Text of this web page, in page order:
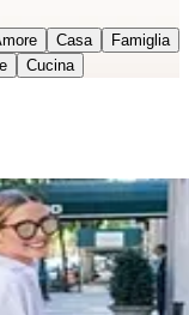
Casa
Famiglia
Cucina